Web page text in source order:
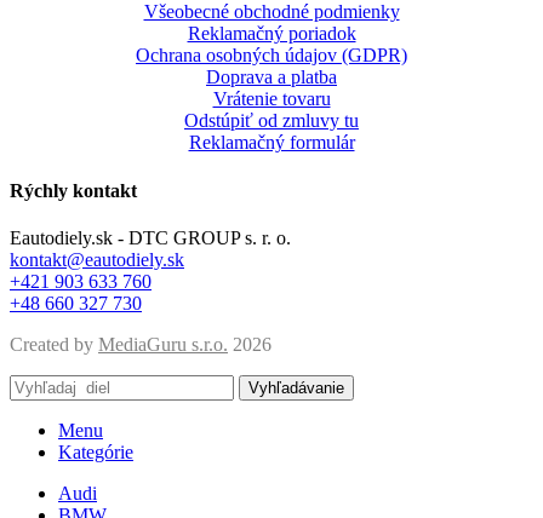
Všeobecné obchodné podmienky
Reklamačný poriadok
Ochrana osobných údajov (GDPR)
Doprava a platba
Vrátenie tovaru
Odstúpiť od zmluvy tu
Reklamačný formulár
Rýchly kontakt
Eautodiely.sk - DTC GROUP s. r. o.
kontakt@eautodiely.sk
+421 903 633 760
+48 660 327 730
Created by MediaGuru s.r.o. 2026
Vyhľadávanie
Menu
Kategórie
Audi